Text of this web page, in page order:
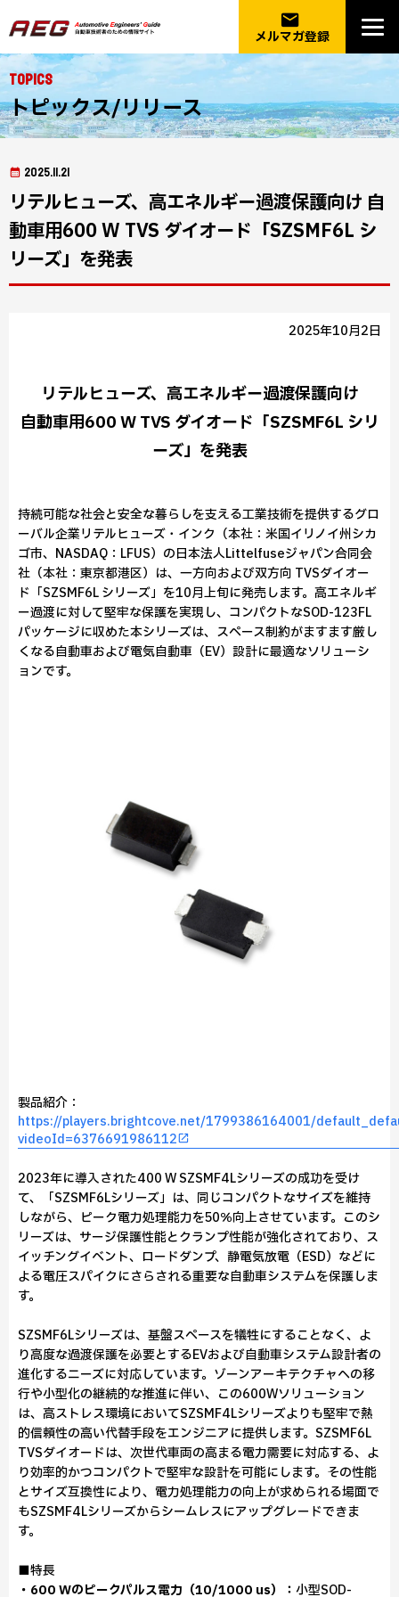
email
メルマガ登録
Topics
トピックス/リリース
2025.11.21
リテルヒューズ、高エネルギー過渡保護向け 自
動車用600 W TVS ダイオード「SZSMF6L シ
リーズ」を発表
2025年10月2日
リテルヒューズ、高エネルギー過渡保護向け
自動車用600 W TVS ダイオード「SZSMF6L シリ
ーズ」を発表
持続可能な社会と安全な暮らしを支える工業技術を提供するグロ
ーバル企業リテルヒューズ・インク（本社：米国イリノイ州シカ
ゴ市、NASDAQ：LFUS）の日本法人Littelfuseジャパン合同会
社（本社：東京都港区）は、一方向および双方向 TVSダイオー
ド「SZSMF6L シリーズ」を10月上旬に発売します。高エネルギ
ー過渡に対して堅牢な保護を実現し、コンパクトなSOD-123FL
パッケージに収めた本シリーズは、スペース制約がますます厳し
くなる自動車および電気自動車（EV）設計に最適なソリューシ
ョンです。
製品紹介：
https://players.brightcove.net/1799386164001/
videoId=6376691986112
2023年に導入された400 W SZSMF4Lシリーズの成功を受け
て、「SZSMF6Lシリーズ」は、同じコンパクトなサイズを維持
しながら、ピーク電力処理能力を50％向上させています。このシ
リーズは、サージ保護性能とクランプ性能が強化されており、ス
イッチングイベント、ロードダンプ、静電気放電（ESD）などに
よる電圧スパイクにさらされる重要な自動車システムを保護しま
す。
SZSMF6Lシリーズは、基盤スペースを犠牲にすることなく、よ
り高度な過渡保護を必要とするEVおよび自動車システム設計者の
進化するニーズに対応しています。ゾーンアーキテクチャへの移
行や小型化の継続的な推進に伴い、この600Wソリューション
は、高ストレス環境においてSZSMF4Lシリーズよりも堅牢で熱
的信頼性の高い代替手段をエンジニアに提供します。SZSMF6L
TVSダイオードは、次世代車両の高まる電力需要に対応する、よ
り効率的かつコンパクトで堅牢な設計を可能にします。その性能
とサイズ互換性により、電力処理能力の向上が求められる場面で
もSZSMF4Lシリーズからシームレスにアップグレードできま
す。
■特長
・600 Wのピークパルス電力（10/1000 us）： 小型SOD-